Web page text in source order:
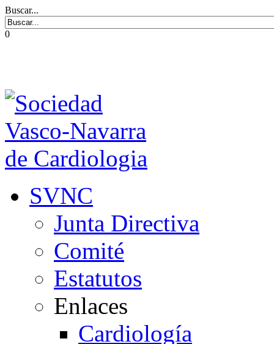
Buscar...
0
SVNC
Junta Directiva
Comité
Estatutos
Enlaces
Cardiología